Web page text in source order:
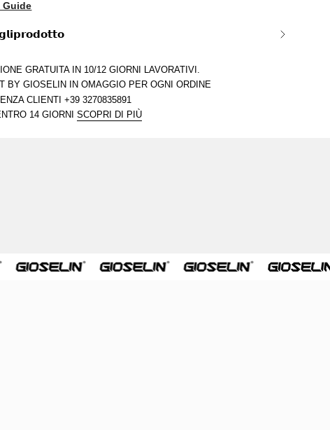
Guide
GRATUITA IN 10/12 GIORNI LAVORATIVI.
BY GIOSELIN IN OMAGGIO PER OGNI ORDINE
CLIENTI +39 3270835891
14 GIORNISCOPRI DI PIÙ